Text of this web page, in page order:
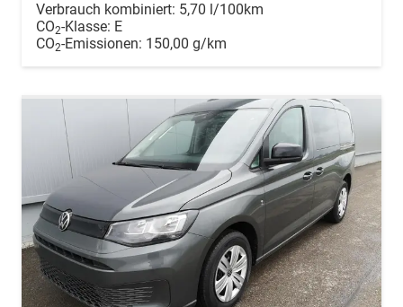
Verbrauch kombiniert: 5,70 l/100km
CO2-Klasse: E
CO2-Emissionen: 150,00 g/km